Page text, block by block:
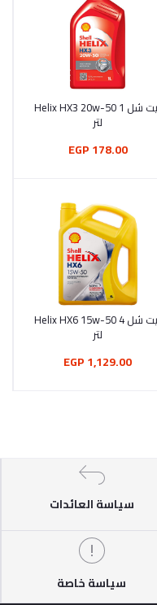
أضف إلى السلة
زيت شل Helix HX3 20w-50 1
لتر
178.00 EGP
أضف إلى السلة
زيت شل Helix HX6 15w-50 4
لتر
1,129.00 EGP
سياسة العائدات
سياسة خاصة